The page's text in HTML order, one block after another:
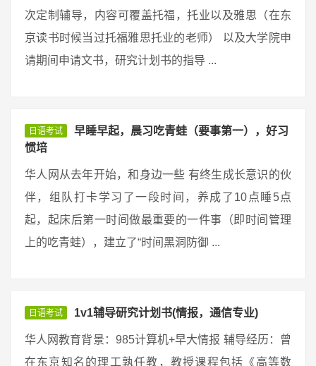
次定制辅导，内容可覆盖托福，托业以及雅思（在东
京读书时候当过托福雅思托业的老师） 以及大学院申
请期间申请文书，研究计划书的指导 ...
日语考试
早睡早起，晨习吃青蛙（要事第一），好习
惯培
华人网从去年开始，和身边一些 有终生成长意识的伙
伴，组队打卡学习了一段时间，养成了10点睡5点
起，起床后第一时间做最重要的一件事（即时间管理
上的吃青蛙），建立了“时间黑洞防御 ...
日语考试 1v1辅导研究计划书(情报，通信专业)
华人网教育背景：985计算机+早大情报 辅导经历：曾
在东京知名的理工孰任教，教授课程包括《高等数